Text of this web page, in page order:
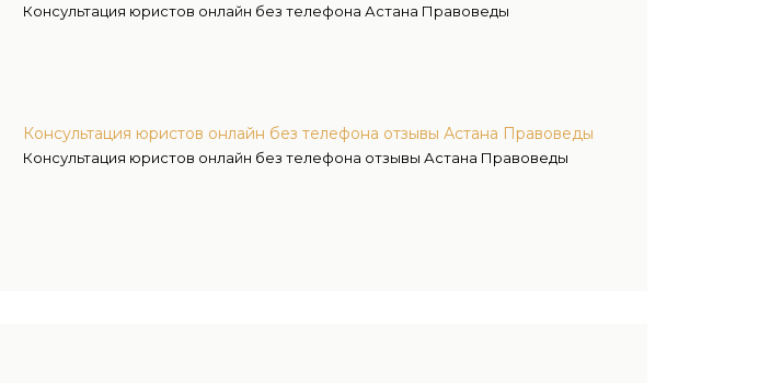
Консультация юристов онлайн без телефона Астана Правоведы
Консультация юристов онлайн без телефона отзывы Астана Правоведы
Консультация юристов онлайн без телефона отзывы Астана Правоведы